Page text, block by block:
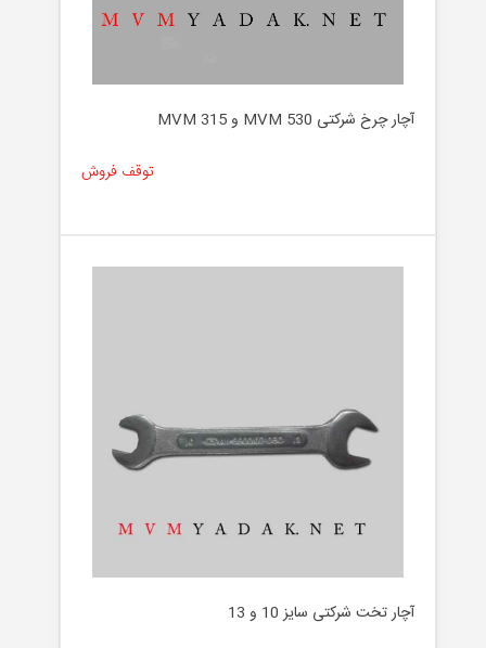
آچار چرخ شرکتی MVM 530 و MVM 315
توقف فروش
آچار تخت شرکتی سایز 10 و 13